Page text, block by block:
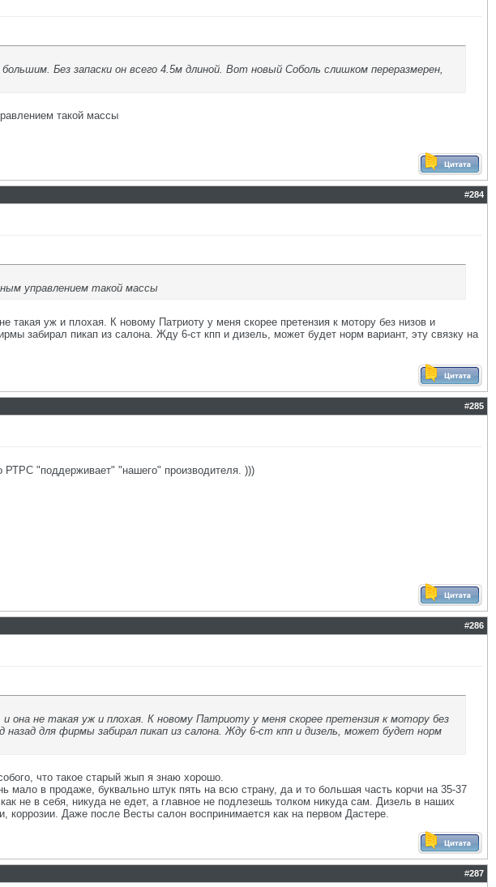
Без запаски он всего 4.5м длиной. Вот новый Соболь слишком переразмерен,
такой массы
#284
управлением такой массы
уж и плохая. К новому Патриоту у меня скорее претензия к мотору без низов и
забирал пикап из салона. Жду 6-ст кпп и дизель, может будет норм вариант, эту связку на
#285
"поддерживает" "нашего" производителя. )))
#286
не такая уж и плохая. К новому Патриоту у меня скорее претензия к мотору без
для фирмы забирал пикап из салона. Жду 6-ст кпп и дизель, может будет норм
что такое старый жып я знаю хорошо.
мало в продаже, буквально штук пять на всю страну, да и то большая часть корчи на 35-37
не в себя, никуда не едет, а главное не подлезешь толком никуда сам. Дизель в наших
Даже после Весты салон воспринимается как на первом Дастере.
#287